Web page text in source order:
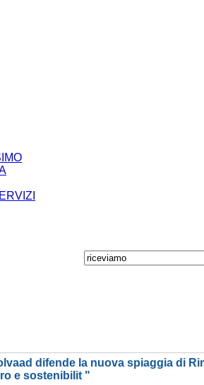
difende la nuova spiaggia di
e sostenibilit "